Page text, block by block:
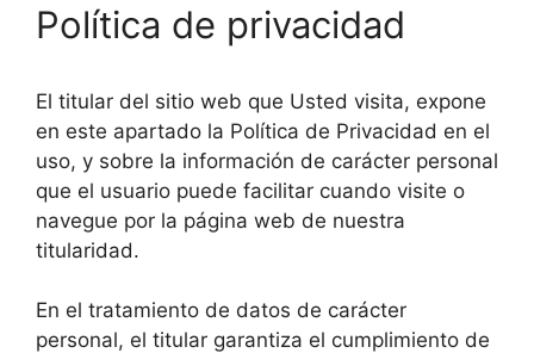
Política de privacidad
El titular del sitio web que Usted visita, expone
en este apartado la Política de Privacidad en el
uso, y sobre la información de carácter personal
que el usuario puede facilitar cuando visite o
navegue por la página web de nuestra
titularidad.
En el tratamiento de datos de carácter
personal, el titular garantiza el cumplimiento de